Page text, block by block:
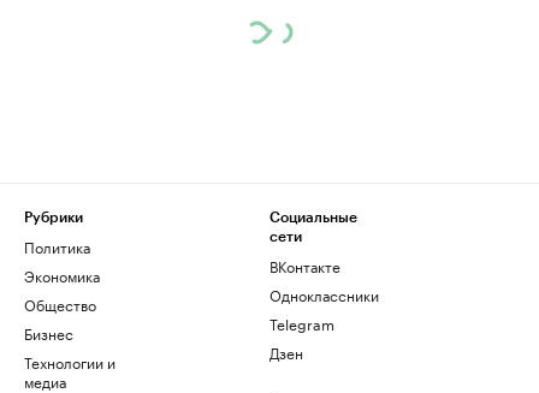
Рубрики
Политика
Экономика
Общество
Бизнес
Технологии и
медиа
Социальные
сети
ВКонтакте
Одноклассники
Telegram
Дзен